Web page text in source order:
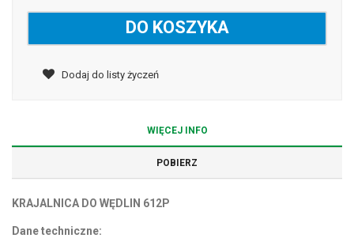
DO KOSZYKA
Dodaj do listy życzeń
WIĘCEJ INFO
POBIERZ
KRAJALNICA DO WĘDLIN 612P
Dane techniczne: